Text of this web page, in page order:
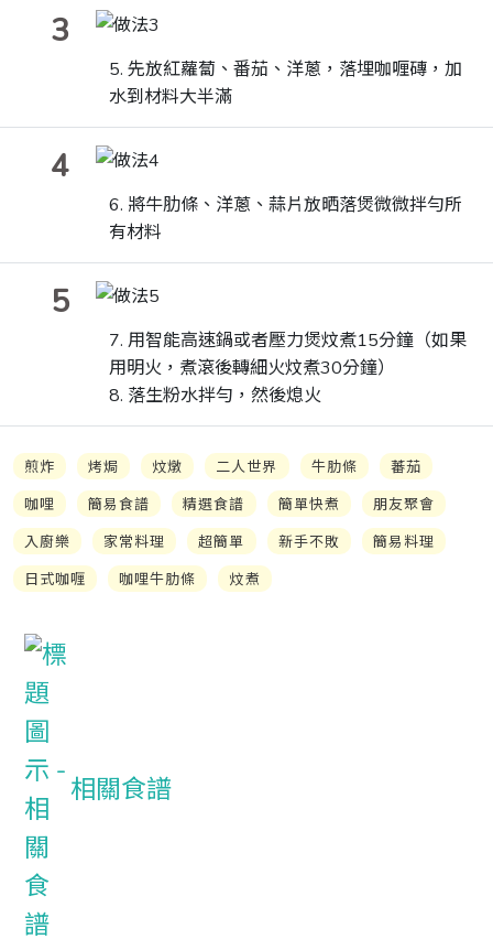
3
5. 先放紅蘿蔔、番茄、洋蔥，落埋咖喱磚，加
水到材料大半滿
4
6. 將牛肋條、洋蔥、蒜片放晒落煲微微拌勻所
有材料
5
7. 用智能高速鍋或者壓力煲炆煮15分鐘（如果
用明火，煮滾後轉細火炆煮30分鐘）
8. 落生粉水拌勻，然後熄火
煎炸 烤焗 炆燉 二人世界 牛肋條
蕃茄
咖哩
簡易食譜 精選食譜 簡單快煮
朋友聚會
入廚樂
家常料理 超簡單 新手不敗
簡易料理
日式咖喱
咖哩牛肋條 炆煮
相關食譜